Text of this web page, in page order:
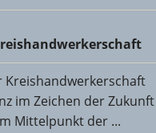
Kreishandwerkerschaft
im Zeichen der Zukunft
Mittelpunkt der ...